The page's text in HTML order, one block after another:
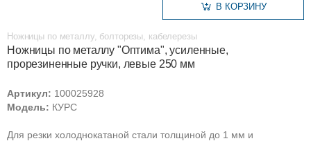
В КОРЗИНУ
Ножницы по металлу, болторезы, кабелерезы
Ножницы по металлу "Оптима", усиленные,
прорезиненные ручки, левые 250 мм
Артикул: 100025928
Модель: КУРС
Для резки холоднокатаной стали толщиной до 1 мм и